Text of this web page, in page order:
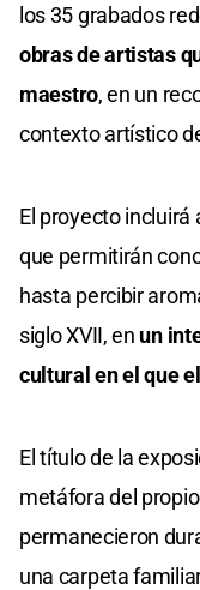
los 35 grabados
obras de artistas
maestro, en un
contexto artístico
El proyecto
que permitirán
hasta percibir
siglo XVII, en un
cultural en el que
El título de la
metáfora del
permanecieron
una carpeta